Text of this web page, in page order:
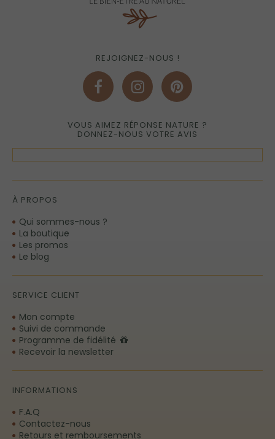
REJOIGNEZ-NOUS !
VOUS AIMEZ RÉPONSE NATURE ?
DONNEZ-NOUS VOTRE AVIS
À PROPOS
Qui sommes-nous ?
La boutique
Les promos
Le blog
SERVICE CLIENT
Mon compte
Suivi de commande
Programme de fidélité
Recevoir la newsletter
INFORMATIONS
F.A.Q
Contactez-nous
Retours et remboursements